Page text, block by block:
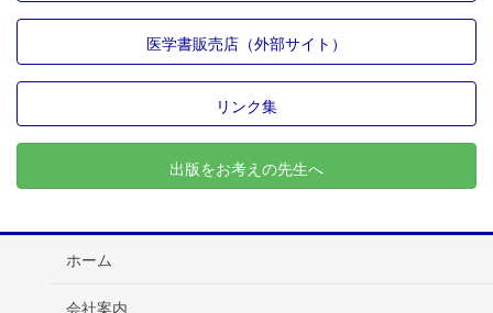
医学書販売店（外部サイト）
リンク集
出版をお考えの先生へ
ホーム
会社案内